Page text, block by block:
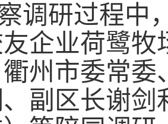
调研过程中
企业荷鹭
州市委常委
副区长谢剑